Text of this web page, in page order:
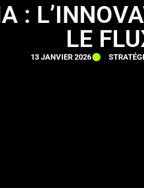
:
LE
13 JANVIER 2026